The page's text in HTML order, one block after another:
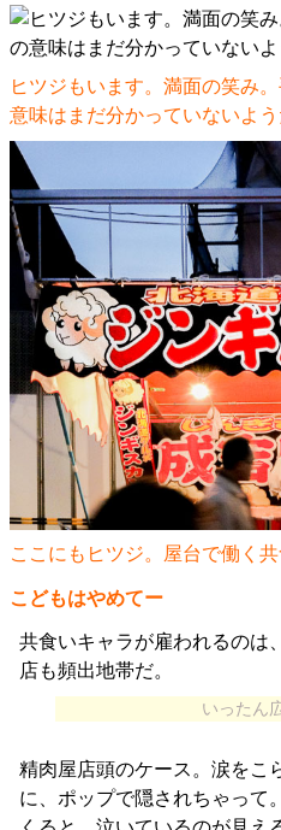
ヒツジもいます。満面の笑み
意味はまだ分かっていないよう
ここにもヒツジ。屋台で働く共
こどもはやめてー
共食いキャラが雇われるのは
店も頻出地帯だ。
いったん
精肉屋店頭のケース。涙をこ
に、ポップで隠されちゃって